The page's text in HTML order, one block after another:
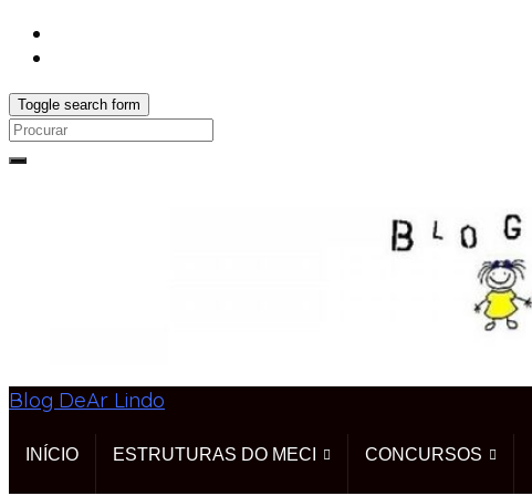
Toggle search form
Search
Blog DeAr Lindo
INÍCIO ESTRUTURAS DO MECI CONCURSOS